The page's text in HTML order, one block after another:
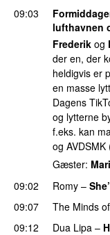
09:03
lufthavnen
Frederik og
der en, der
heldigvis er
en masse
Dagens
og lytterne
f.eks. kan
og
Gæster:
09:02
Romy –
09:07 The Minds
09:12 Dua Lipa –